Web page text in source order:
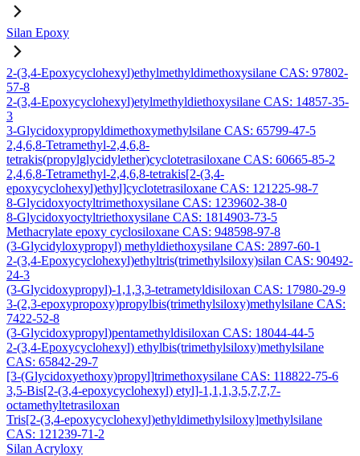
Silan Epoxy
2-(3,4-Epoxycyclohexyl)ethylmethyldimethoxysilane CAS: 97802-
57-8
2-(3,4-Epoxycyclohexyl)etylmethyldiethoxysilane CAS: 14857-35-
3
3-Glycidoxypropyldimethoxymethylsilane CAS: 65799-47-5
2,4,6,8-Tetramethyl-2,4,6,8-
tetrakis(propylglycidylether)cyclotetrasiloxane CAS: 60665-85-2
2,4,6,8-Tetramethyl-2,4,6,8-tetrakis[2-(3,4-
epoxycyclohexyl)ethyl]cyclotetrasiloxane CAS: 121225-98-7
8-Glycidoxyoctyltrimethoxysilane CAS: 1239602-38-0
8-Glycidoxyoctyltriethoxysilane CAS: 1814903-73-5
Methacrylate epoxy cyclosiloxane CAS: 948598-97-8
(3-Glycidyloxypropyl) methyldiethoxysilane CAS: 2897-60-1
2-(3,4-Epoxycyclohexyl)ethyltris(trimethylsiloxy)silan CAS: 90492-
24-3
(3-Glycidoxypropyl)-1,1,3,3-tetrametyldisiloxan CAS: 17980-29-9
3-(2,3-epoxypropoxy)propylbis(trimethylsiloxy)methylsilane CAS:
7422-52-8
(3-Glycidoxypropyl)pentamethyldisiloxan CAS: 18044-44-5
2-(3,4-Epoxycyclohexyl) ethylbis(trimethylsiloxy)methylsilane
CAS: 65842-29-7
[3-(Glycidoxyethoxy)propyl]trimethoxysilane CAS: 118822-75-6
3,5-Bis[2-(3,4-epoxycyclohexyl) etyl]-1,1,1,3,5,7,7,7-
octamethyltetrasiloxan
Tris[2-(3,4-epoxycyclohexyl)ethyldimethylsiloxy]methylsilane
CAS: 121239-71-2
Silan Acryloxy